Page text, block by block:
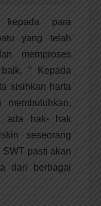
kepada para
yang telah
memproses
” Kepada
sisihkan harta
ada hak- hak
seseorang
SWT pasti akan
dari berbagai